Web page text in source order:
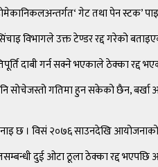
गेट तथा पेन स्टक’
विभागले उक्त टेण्डर रद्द गरेको
दाबी गर्न सक्ने भएकाले ठेक्का रद्द
सोचेजस्तो गतिमा हुन सकेको छैन,
छ । विसं २०७६ साउनदेखि
दुई ओटा ठूला ठेक्का रद्द